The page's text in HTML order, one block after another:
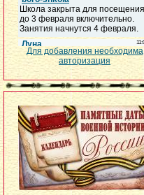
Для добавления необходима
авторизация